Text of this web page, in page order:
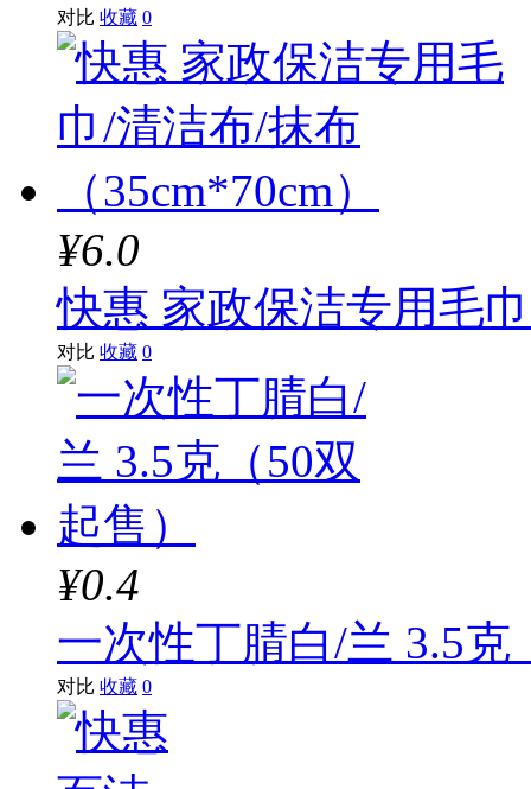
对比 收藏 0
¥6.0
快惠 家政保洁专用毛
对比 收藏 0
¥0.4
一次性丁腈白/兰 3.5克
对比 收藏 0